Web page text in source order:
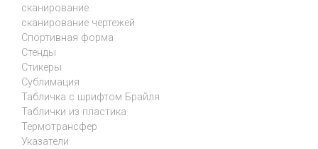
сканирование
сканирование чертежей
Спортивная форма
Стенды
Стикеры
Сублимация
Табличка с шрифтом Брайля
Таблички из пластика
Термотрансфер
Указатели